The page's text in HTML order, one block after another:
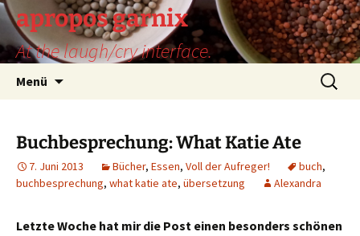
Zum
Inhalt
springen
apropos garnix
At the laugh/cry interface.
Menü
Suchen
nach:
Buchbesprechung: What Katie Ate
7. Juni 2013 Bücher, Essen, Voll der Aufreger! buch,
buchbesprechung, what katie ate, übersetzung Alexandra
Letzte Woche hat mir die Post einen besonders schönen